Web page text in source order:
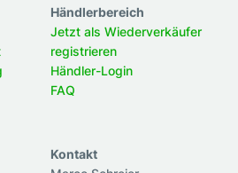
Händlerbereich
Jetzt als Wiederverkäufer
registrieren
Händler-Login
FAQ
Kontakt